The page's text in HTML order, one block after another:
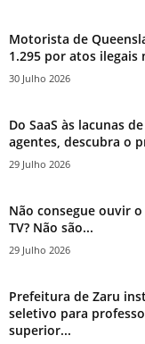
Motorista de
1.295 por atos ilegais
30 Julho 2026
Do SaaS às lacunas
agentes, descubra o
29 Julho 2026
Não consegue ouvir
TV? Não são...
29 Julho 2026
Prefeitura de Zaru
seletivo para
superior...